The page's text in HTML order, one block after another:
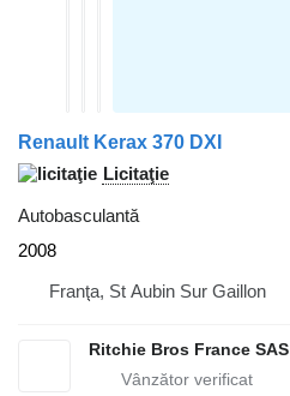
Renault Kerax 370 DXI
Licitaţie
Autobasculantă
2008
Franţa, St Aubin Sur Gaillon
Ritchie Bros France SAS